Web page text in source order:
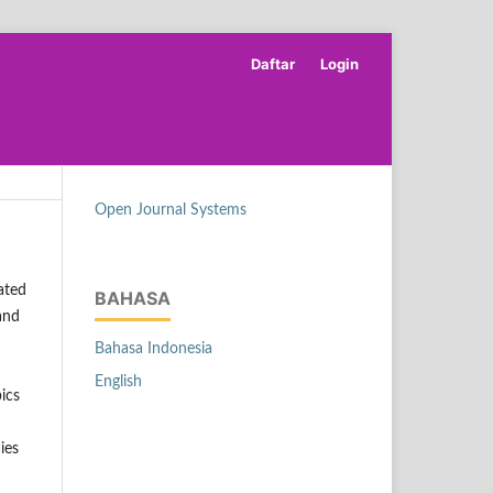
Daftar Login
Open Journal Systems
BAHASA
Bahasa Indonesia
English